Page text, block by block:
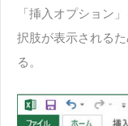
「挿入オプション
択肢が表示される
る。